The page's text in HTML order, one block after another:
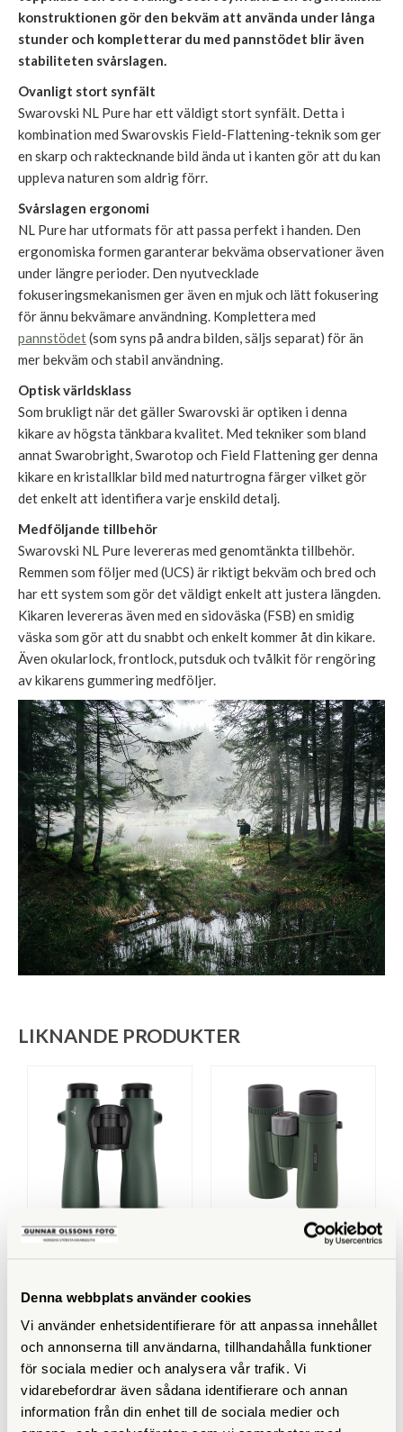
Denna webbplats använder cookies
Vi använder enhetsidentifierare för att anpassa innehållet
och annonserna till användarna, tillhandahålla funktioner
för sociala medier och analysera vår trafik. Vi
vidarebefordrar även sådana identifierare och annan
information från din enhet till de sociala medier och
konstruktionen gör den bekväm att använda under långa
stunder och kompletterar du med pannstödet blir även
stabiliteten svårslagen.
Ovanligt stort synfält
Swarovski NL Pure har ett väldigt stort synfält. Detta i
kombination med Swarovskis Field-Flattening-teknik som ger
en skarp och raktecknande bild ända ut i kanten gör att du kan
uppleva naturen som aldrig förr.
Svårslagen ergonomi
NL Pure har utformats för att passa perfekt i handen. Den
ergonomiska formen garanterar bekväma observationer även
under längre perioder. Den nyutvecklade
fokuseringsmekanismen ger även en mjuk och lätt fokusering
för ännu bekvämare användning. Komplettera med
pannstödet(som syns på andra bilden, säljs separat) för än
mer bekväm och stabil användning.
Optisk världsklass
Som brukligt när det gäller Swarovski är optiken i denna
kikare av högsta tänkbara kvalitet. Med tekniker som bland
annat Swarobright, Swarotop och Field Flattening ger denna
kikare en kristallklar bild med naturtrogna färger vilket gör
det enkelt att identifiera varje enskild detalj.
Medföljande tillbehör
Swarovski NL Pure levereras med genomtänkta tillbehör.
Remmen som följer med (UCS) är riktigt bekväm och bred och
har ett system som gör det väldigt enkelt att justera längden.
Kikaren levereras även med en sidoväska (FSB) en smidig
väska som gör att du snabbt och enkelt kommer åt din kikare.
Även okularlock, frontlock, putsduk och tvålkit för rengöring
av kikarens gummering medföljer.
LIKNANDE PRODUKTER
Swarovski
Finns i lager
33.300 SEK
LÄS MER
KÖP
Finns i lager
4.990 SEK
5.990 SEK
LÄS MER
KÖP